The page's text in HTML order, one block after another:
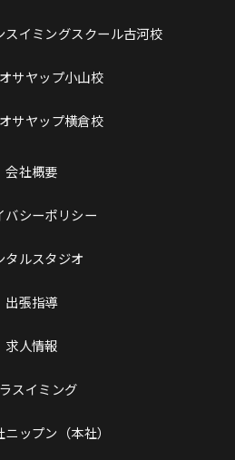
スイミングスクール古河校
サヤップ小山校
サヤップ横倉校
会社概要
バシーポリシー
タルスタジオ
出張指導
求人情報
スイミング
ップン（本社）